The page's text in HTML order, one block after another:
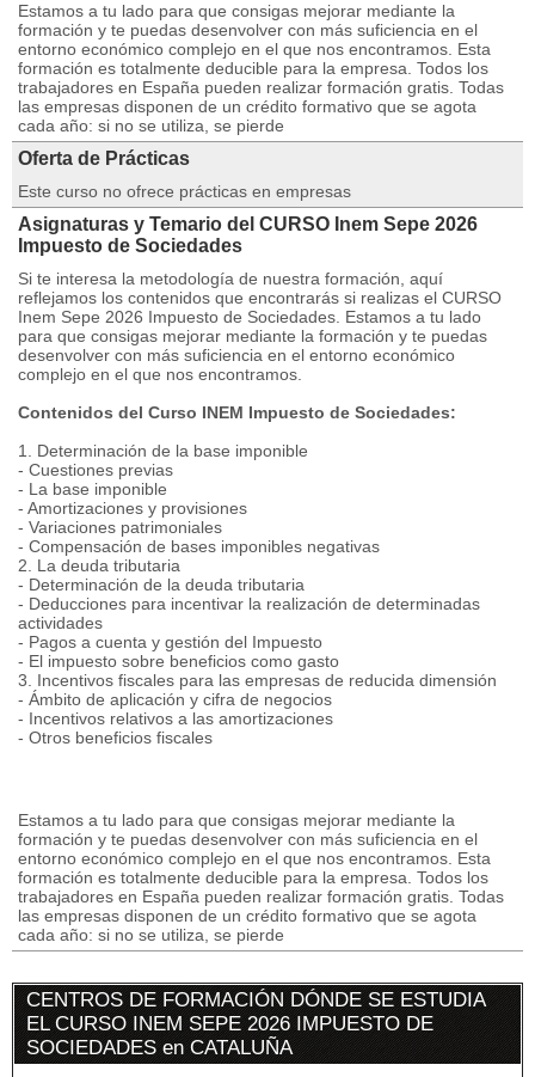
Estamos a tu lado para que consigas mejorar mediante la
formación y te puedas desenvolver con más suficiencia en el
entorno económico complejo en el que nos encontramos. Esta
formación es totalmente deducible para la empresa. Todos los
trabajadores en España pueden realizar formación gratis. Todas
las empresas disponen de un crédito formativo que se agota
cada año: si no se utiliza, se pierde
Oferta de Prácticas
Este curso no ofrece prácticas en empresas
Asignaturas y Temario del CURSO Inem Sepe 2026
Impuesto de Sociedades
Si te interesa la metodología de nuestra formación, aquí
reflejamos los contenidos que encontrarás si realizas el CURSO
Inem Sepe 2026 Impuesto de Sociedades. Estamos a tu lado
para que consigas mejorar mediante la formación y te puedas
desenvolver con más suficiencia en el entorno económico
complejo en el que nos encontramos.
Contenidos del Curso INEM Impuesto de Sociedades:
1. Determinación de la base imponible
- Cuestiones previas
- La base imponible
- Amortizaciones y provisiones
- Variaciones patrimoniales
- Compensación de bases imponibles negativas
2. La deuda tributaria
- Determinación de la deuda tributaria
- Deducciones para incentivar la realización de determinadas
actividades
- Pagos a cuenta y gestión del Impuesto
- El impuesto sobre beneficios como gasto
3. Incentivos fiscales para las empresas de reducida dimensión
- Ámbito de aplicación y cifra de negocios
- Incentivos relativos a las amortizaciones
- Otros beneficios fiscales
Estamos a tu lado para que consigas mejorar mediante la
formación y te puedas desenvolver con más suficiencia en el
entorno económico complejo en el que nos encontramos. Esta
formación es totalmente deducible para la empresa. Todos los
trabajadores en España pueden realizar formación gratis. Todas
las empresas disponen de un crédito formativo que se agota
cada año: si no se utiliza, se pierde
CENTROS DE FORMACIÓN DÓNDE SE ESTUDIA
EL CURSO INEM SEPE 2026 IMPUESTO DE
SOCIEDADES en CATALUÑA